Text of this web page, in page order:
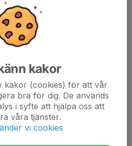
och träningströjor, byxor och
XXL i Barkarby
kakor
kakor (cookies) för att vår
bra för dig. De används
i syfte att hjälpa oss att
våra tjänster.
vi cookies